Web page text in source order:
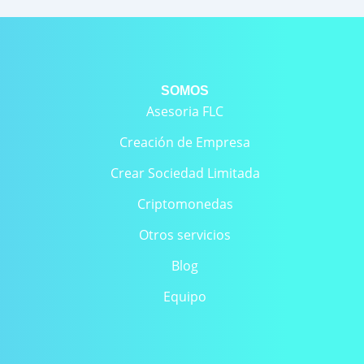
SOMOS
Asesoria FLC
Creación de Empresa
Crear Sociedad Limitada
Criptomonedas
Otros servicios
Blog
Equipo